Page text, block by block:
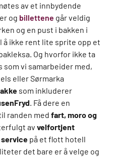
av et innbydende
og billettene går veldig
og en pust i bakken i
å ikke rent lite sprite opp et
Og hvorfor ikke ta
som vi samarbeider med,
eller Sørmarka
som inkluderer
. Få dere en
randen med fart, moro og
av velfortjent
på et flott hotell
det bare er å velge og